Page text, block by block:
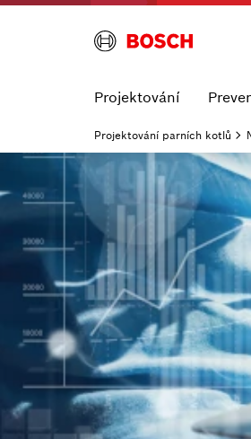
Projektování
Projektování parních kotlů